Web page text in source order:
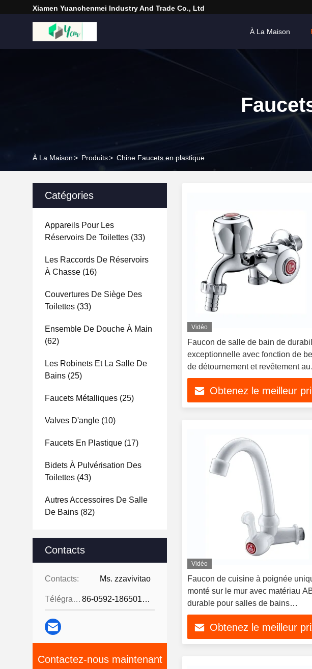
Xiamen Yuanchenmei Industry And Trade Co., Ltd
À La Maison
À La Maison> Produits> Chine Faucets en plastique
Catégories
Appareils Pour Les
Réservoirs De Toilettes (33)
Les Raccords De Réservoirs
À Chasse (16)
Couvertures De Siège Des
Toilettes (33)
Ensemble De Douche À Main
(62)
Les Robinets Et La Salle De
Bains (25)
Faucets Métalliques (25)
Valves D'angle (10)
Faucets En Plastique (17)
Bidets À Pulvérisation Des
Toilettes (43)
Autres Accessoires De Salle
De Bains (82)
Contacts
Contacts: Ms. zzavivitao
Télégramme: 86-0592-18650185095
Contactez-nous maintenant
Vidéo
Faucon de salle de bain de
exceptionnelle avec fonction de
de détournement et revêtement au
chrome
Obtenez le meilleur
Vidéo
Faucon de cuisine à poignée
monté sur le mur avec matériau
durable pour salles de bains
modernes
Obtenez le meilleur